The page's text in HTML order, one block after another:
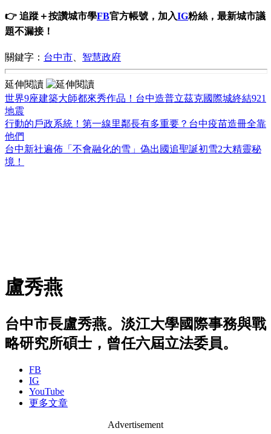
👉 追蹤＋按讚城市學FB官方帳號，加入IG粉絲，最新城市議
題不漏接！
關鍵字： 台中市 智慧政府
延伸閱讀
世界9座建築大師都來秀作品！台中造普立茲克國際城終結921
地震
行動的戶政系統！第一線里鄰長有多重要？台中疫苗造冊全靠
他們
台中新社遍佈「不會融化的雪」偽出國追聖誕初雪2大精靈秘
境！
盧秀燕
台中市長盧秀燕。淡江大學國際事務與戰
略研究所碩士，曾任六屆立法委員。
FB
IG
YouTube
更多文章
Advertisement